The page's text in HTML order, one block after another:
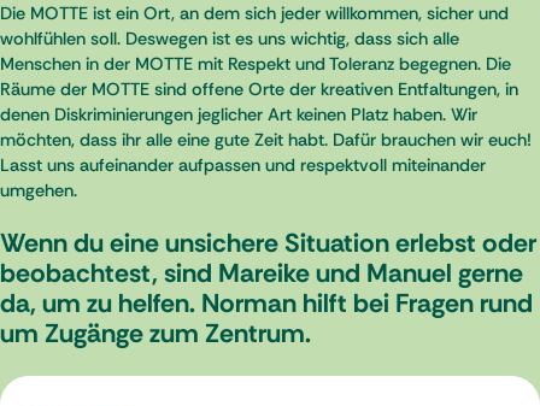
Die MOTTE ist ein Ort, an dem sich jeder willkommen, sicher und
wohlfühlen soll. Deswegen ist es uns wichtig, dass sich alle
Menschen in der MOTTE mit Respekt und Toleranz begegnen. Die
Räume der MOTTE sind offene Orte der kreativen Entfaltungen, in
denen Diskriminierungen jeglicher Art keinen Platz haben. Wir
möchten, dass ihr alle eine gute Zeit habt. Dafür brauchen wir euch!
Lasst uns aufeinander aufpassen und respektvoll miteinander
umgehen.
Wenn du eine unsichere Situation erlebst oder
beobachtest, sind Mareike und Manuel gerne
da, um zu helfen. Norman hilft bei Fragen rund
um Zugänge zum Zentrum.